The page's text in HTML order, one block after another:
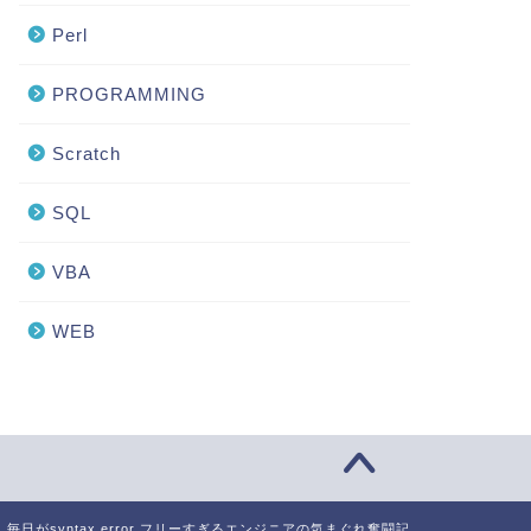
Perl
PROGRAMMING
Scratch
SQL
VBA
WEB
日がsyntax error フリーすぎるエンジニアの気まぐれ奮闘記